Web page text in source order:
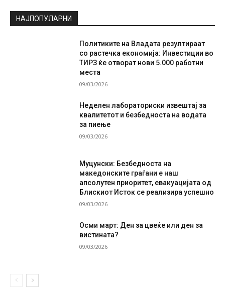
НАЈПОПУЛАРНИ
Политиките на Владата резултираат
со растечка економија: Инвестиции во
ТИРЗ ќе отворат нови 5.000 работни
места
09/03/2026
Неделен лабораториски извештај за
квалитетот и безбедноста на водата
за пиење
09/03/2026
Муцунски: Безбедноста на
македонските граѓани е наш
апсолутен приоритет, евакуацијата од
Блискиот Исток се реализира успешно
09/03/2026
Осми март: Ден за цвеќе или ден за
вистината?
09/03/2026